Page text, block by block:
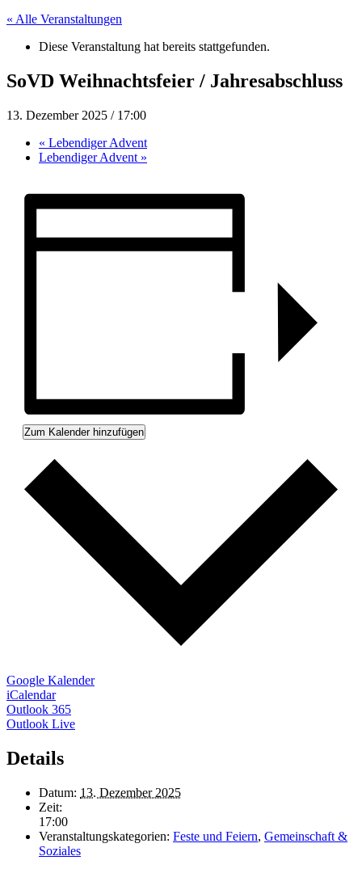
« Alle Veranstaltungen
Diese Veranstaltung hat bereits stattgefunden.
SoVD Weihnachtsfeier / Jahresabschluss
13. Dezember 2025 / 17:00
« Lebendiger Advent
Lebendiger Advent »
Zum Kalender hinzufügen
Google Kalender
iCalendar
Outlook 365
Outlook Live
Details
Datum: 13. Dezember 2025
Zeit:
17:00
Veranstaltungskategorien: Feste und Feiern, Gemeinschaft &
Soziales